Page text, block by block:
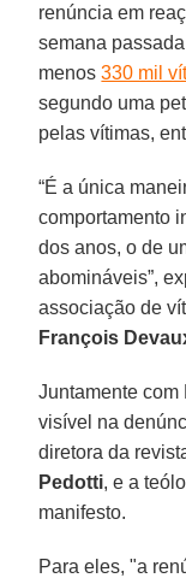
renúncia em
semana
menos330 mil
segundo uma
pelas vítimas,
“É a única
comportamento
dos anos, o de
abomináveis”,
associação de
François
Juntamente com
visível na
diretora da
Pedotti, e a
manifesto.
Para eles, "a